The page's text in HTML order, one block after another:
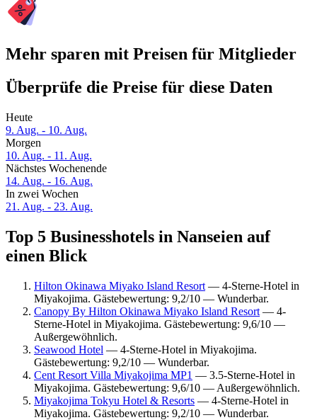
Mehr sparen mit Preisen für Mitglieder
Überprüfe die Preise für diese Daten
Heute
9. Aug. - 10. Aug.
Morgen
10. Aug. - 11. Aug.
Nächstes Wochenende
14. Aug. - 16. Aug.
In zwei Wochen
21. Aug. - 23. Aug.
Top 5 Businesshotels in Nanseien auf
einen Blick
Hilton Okinawa Miyako Island Resort — 4-Sterne-Hotel in
Miyakojima. Gästebewertung: 9,2/10 — Wunderbar.
Canopy By Hilton Okinawa Miyako Island Resort — 4-
Sterne-Hotel in Miyakojima. Gästebewertung: 9,6/10 —
Außergewöhnlich.
Seawood Hotel — 4-Sterne-Hotel in Miyakojima.
Gästebewertung: 9,2/10 — Wunderbar.
Cent Resort Villa Miyakojima MP1 — 3.5-Sterne-Hotel in
Miyakojima. Gästebewertung: 9,6/10 — Außergewöhnlich.
Miyakojima Tokyu Hotel & Resorts — 4-Sterne-Hotel in
Miyakojima. Gästebewertung: 9,2/10 — Wunderbar.